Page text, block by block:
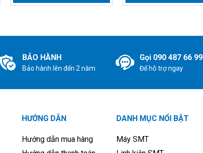
BẢO HÀNH
Bảo hành lên đến 2 năm
Gọi 090 487 66 99
Để hỗ trợ ngay
HƯỚNG DẪN
Hướng dẫn mua hàng
DANH MỤC NỔI BẬT
Máy SMT